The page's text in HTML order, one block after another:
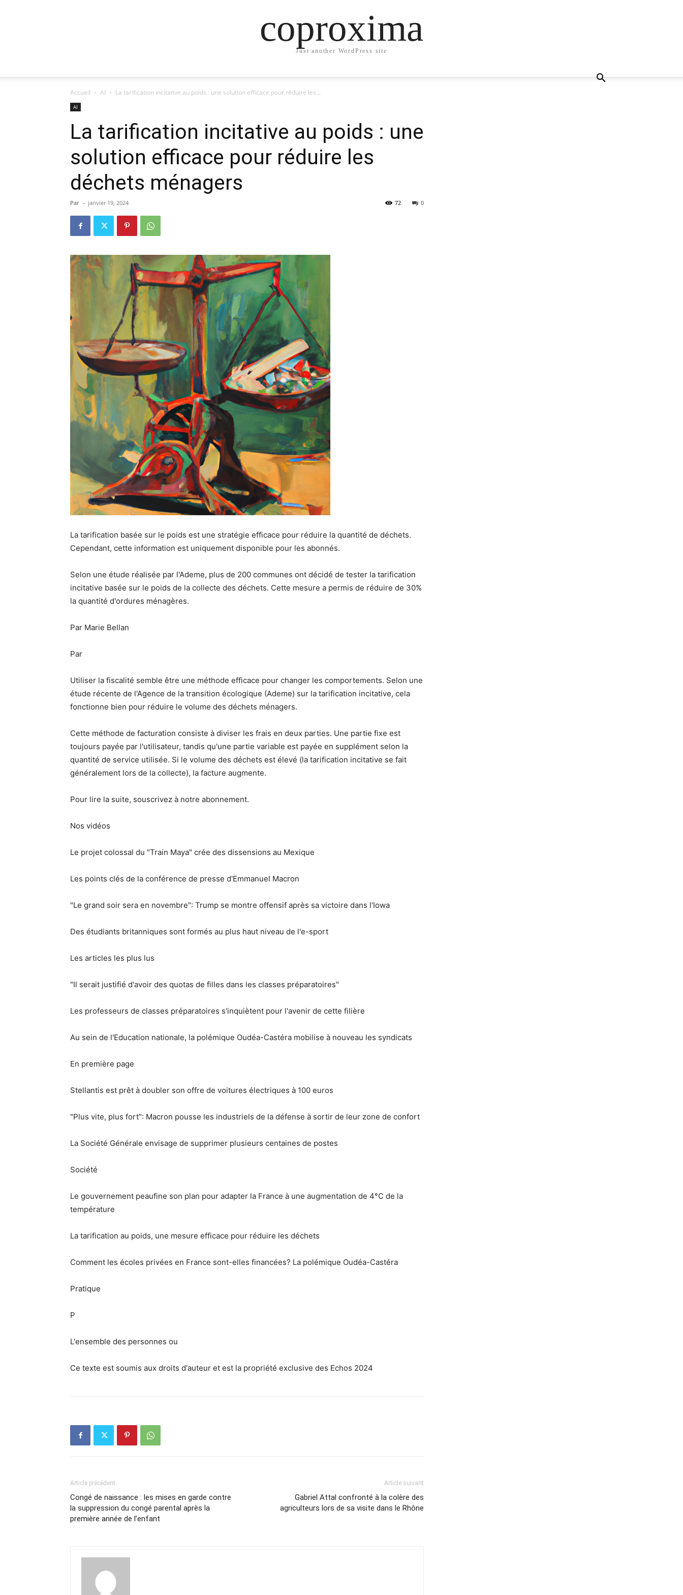
coproxima
Just another WordPress site
Accueil AI La tarification incitative au poids : une solution efficace pour réduire les...
AI
La tarification incitative au poids : une
solution efficace pour réduire les
déchets ménagers
Par - janvier 19, 2024 0
72
La tarification basée sur le poids est une stratégie efficace pour réduire la quantité de déchets.
Cependant, cette information est uniquement disponible pour les abonnés.
Selon une étude réalisée par l'Ademe, plus de 200 communes ont décidé de tester la tarification
incitative basée sur le poids de la collecte des déchets. Cette mesure a permis de réduire de 30%
la quantité d'ordures ménagères.
Par Marie Bellan
Par
Utiliser la fiscalité semble être une méthode efficace pour changer les comportements. Selon une
étude récente de l'Agence de la transition écologique (Ademe) sur la tarification incitative, cela
fonctionne bien pour réduire le volume des déchets ménagers.
Cette méthode de facturation consiste à diviser les frais en deux parties. Une partie fixe est
toujours payée par l'utilisateur, tandis qu'une partie variable est payée en supplément selon la
quantité de service utilisée. Si le volume des déchets est élevé (la tarification incitative se fait
généralement lors de la collecte), la facture augmente.
Pour lire la suite, souscrivez à notre abonnement.
Nos vidéos
Le projet colossal du "Train Maya" crée des dissensions au Mexique
Les points clés de la conférence de presse d'Emmanuel Macron
"Le grand soir sera en novembre": Trump se montre offensif après sa victoire dans l'Iowa
Des étudiants britanniques sont formés au plus haut niveau de l'e-sport
Les articles les plus lus
"Il serait justifié d'avoir des quotas de filles dans les classes préparatoires"
Les professeurs de classes préparatoires s'inquiètent pour l'avenir de cette filière
Au sein de l'Education nationale, la polémique Oudéa-Castéra mobilise à nouveau les syndicats
En première page
Stellantis est prêt à doubler son offre de voitures électriques à 100 euros
"Plus vite, plus fort": Macron pousse les industriels de la défense à sortir de leur zone de confort
La Société Générale envisage de supprimer plusieurs centaines de postes
Société
Le gouvernement peaufine son plan pour adapter la France à une augmentation de 4°C de la
température
La tarification au poids, une mesure efficace pour réduire les déchets
Comment les écoles privées en France sont-elles financées? La polémique Oudéa-Castéra
Pratique
P
L'ensemble des personnes ou
Ce texte est soumis aux droits d'auteur et est la propriété exclusive des Echos 2024
Article précédent
Congé de naissance : les mises en garde contre
la suppression du congé parental après la
première année de l’enfant
Article suivant
Gabriel Attal confronté à la colère des
agriculteurs lors de sa visite dans le Rhône